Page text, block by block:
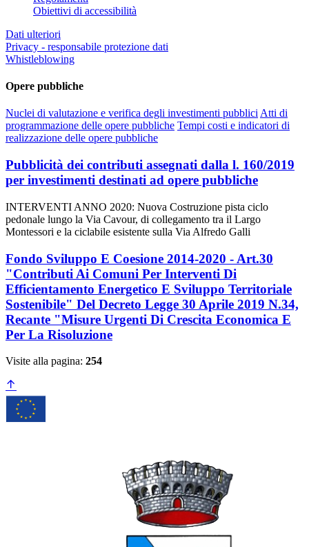
Obiettivi di accessibilità
Dati ulteriori
Privacy - responsabile protezione dati
Whistleblowing
Opere pubbliche
Nuclei di valutazione e verifica degli investimenti pubblici Atti di
programmazione delle opere pubbliche Tempi costi e indicatori di
realizzazione delle opere pubbliche
Pubblicità dei contributi assegnati dalla l. 160/2019
per investimenti destinati ad opere pubbliche
INTERVENTI ANNO 2020: Nuova Costruzione pista ciclo
pedonale lungo la Via Cavour, di collegamento tra il Largo
Montessori e la ciclabile esistente sulla Via Alfredo Galli
Fondo Sviluppo E Coesione 2014-2020 - Art.30
"Contributi Ai Comuni Per Interventi Di
Efficientamento Energetico E Sviluppo Territoriale
Sostenibile" Del Decreto Legge 30 Aprile 2019 N.34,
Recante "Misure Urgenti Di Crescita Economica E
Per La Risoluzione
Visite alla pagina: 254